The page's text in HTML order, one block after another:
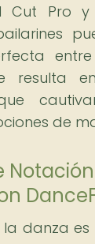
Cut Pro
resulta en
de
danza